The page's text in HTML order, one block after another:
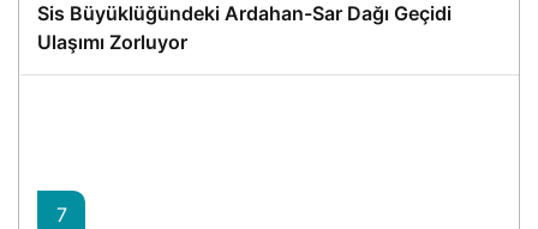
Sis Büyüklüğündeki Ardahan-Sar Dağı Geçidi
Ulaşımı Zorluyor
7